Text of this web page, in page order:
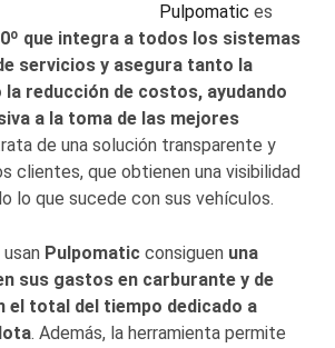
Pulpomatic es
que integra a todos los sistemas
servicios y asegura tanto la
reducción de costos, ayudando
a la toma de las mejores
de una solución transparente y
clientes, que obtienen una visibilidad
lo que sucede con sus vehículos.
Pulpomatic consiguen una
sus gastos en carburante y de
el total del tiempo dedicado a
. Además, la herramienta permite